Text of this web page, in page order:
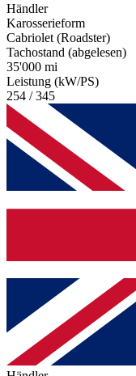
Händler
Karosserieform
Cabriolet (Roadster)
Tachostand (abgelesen)
35'000 mi
Leistung (kW/PS)
254 / 345